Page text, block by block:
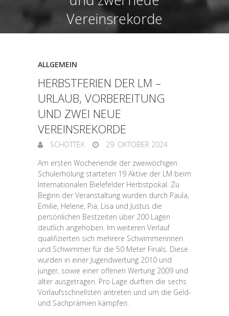
Vereinsrekorde
ALLGEMEIN
HERBSTFERIEN DER LM –
URLAUB, VORBEREITUNG
UND ZWEI NEUE
VEREINSREKORDE
SCHOTTEK
29. OKTOBER 2024
Am ersten Wochenende der zweiwöchigen
Schulerholung starteten 19 Aktive der LM beim
Internationalen Bielefelder Herbstpokal. Zu
Beginn der Veranstaltung wurden durch Paula,
Emilie, Helene, Pia, Lisa und Justus die
persönlichen Bestzeiten über 200 Lagen
deutlich angehoben. Im weiteren Verlauf
qualifizierten sich mehrere Schwimmerinnen
und Schwimmer für die 50 Meter Finals. Diese
wurden in einer Jugendwertung 2010 und
jünger, sowie einer offenen Wertung 2009 und
älter ausgetragen. Pro Lage durften die sechs
Vorlaufsschnellsten antreten und um die Geld-
und Sachprämien kämpfen.